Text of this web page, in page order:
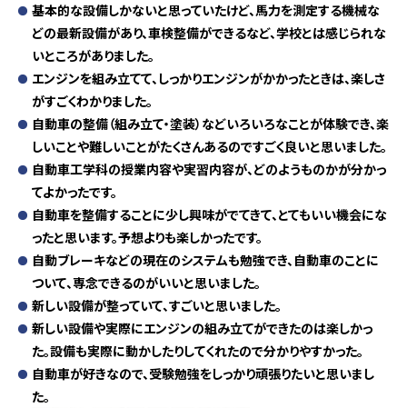
基本的な設備しかないと思っていたけど、馬力を測定する機械な
どの最新設備があり、車検整備ができるなど、学校とは感じられな
いところがありました。
エンジンを組み立てて、しっかりエンジンがかかったときは、楽しさ
がすごくわかりました。
自動車の整備（組み立て・塗装）などいろいろなことが体験でき、楽
しいことや難しいことがたくさんあるのですごく良いと思いました。
自動車工学科の授業内容や実習内容が、どのようものかが分かっ
てよかったです。
自動車を整備することに少し興味がでてきて、とてもいい機会にな
ったと思います。予想よりも楽しかったです。
自動ブレーキなどの現在のシステムも勉強でき、自動車のことに
ついて、専念できるのがいいと思いました。
新しい設備が整っていて、すごいと思いました。
新しい設備や実際にエンジンの組み立てができたのは楽しかっ
た。設備も実際に動かしたりしてくれたので分かりやすかった。
自動車が好きなので、受験勉強をしっかり頑張りたいと思いまし
た。